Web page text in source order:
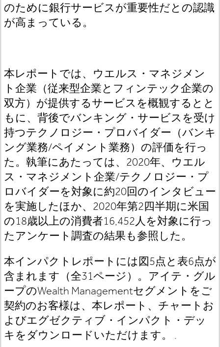
のために銀行サービスが重要性だとの認識
が高まっている。
本レポートでは、ウエルス・マネジメン
ト企業（従来型企業とフィンテック企業の
双方）が提供するサービスを概観するとと
もに、背後でバンキング・サービスを受け
持つテクノロジー・プロバイダー（バンキ
ング業務/ペイメント業務）の評価を行っ
た。執筆にあたっては、2020年、ウエル
ス・マネジメント企業/テクノロジー・プ
ロバイダーを対象に約20回のインタビュー
を実施したほか、2020年第2四半期に米国
の18歳以上の消費者16,452人を対象に行っ
たアンケート調査の結果も参照した。
本インパクトレポートには図5点と表6点が
含まれます（全31ページ）。アイテ・グル
ープのWealth Managementセグメントをご
契約のお客様は、本レポート、チャートお
よびエグゼクティブ・インパクト・デッ
キをダウンロードいただけます。 .